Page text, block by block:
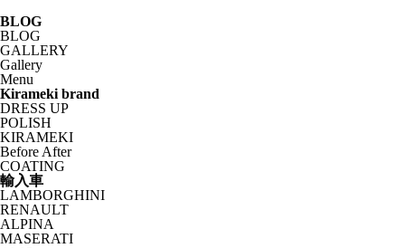
BLOG
BLOG
GALLERY
Gallery
Menu
Kirameki brand
DRESS UP
POLISH
KIRAMEKI
Before After
COATING
輸入車
LAMBORGHINI
RENAULT
ALPINA
MASERATI